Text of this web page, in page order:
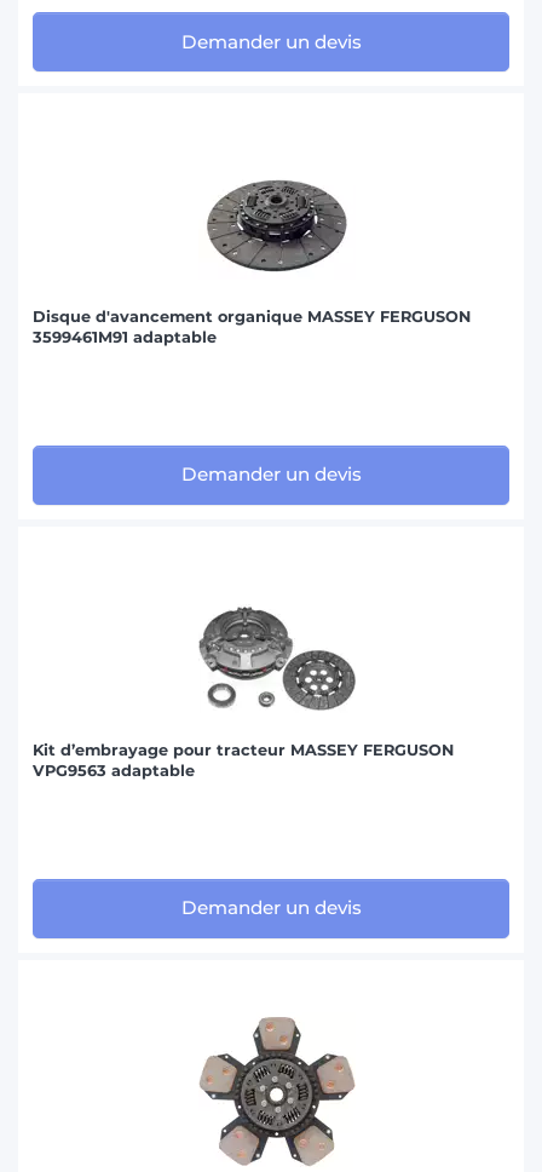
Demander un devis
Disque d'avancement organique MASSEY FERGUSON
3599461M91 adaptable
Demander un devis
Kit d’embrayage pour tracteur MASSEY FERGUSON
VPG9563 adaptable
Demander un devis